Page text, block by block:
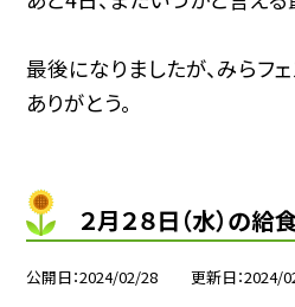
最後になりましたが、みらフ
ありがとう。
２月２８日（水）の給
公開日 2024/02/28 更新日 2024/